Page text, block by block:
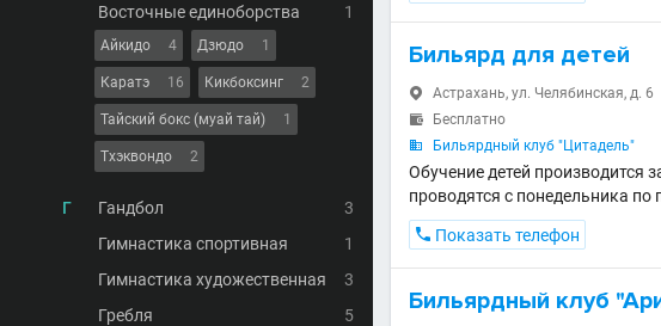
Восточные единоборства
1
Айкидо 4 Дзюдо 1
Каратэ 16 Кикбоксинг 2
Тайский бокс (муай тай) 1
Тхэквондо 2
Г Гандбол
3
Гимнастика спортивная
1
Гимнастика художественная
3
Гребля
5
Бильярд для детей
 Астрахань, ул. Челябинская, д. 6
 Бесплатно
 Бильярдный клуб "Цитадель"
Обучение детей производится
проводятся с понедельника по
 Показать телефон
Бильярдный клуб